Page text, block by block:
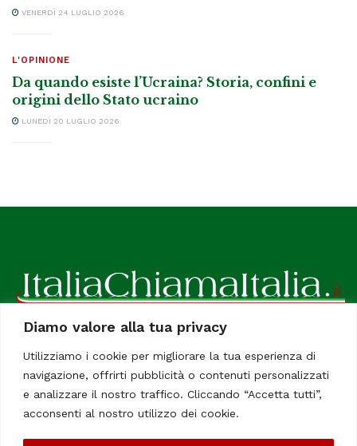
Diamo valore alla tua privacy
Utilizziamo i cookie per migliorare la tua esperienza di
navigazione, offrirti pubblicità o contenuti personalizzati
e analizzare il nostro traffico. Cliccando “Accetta tutti”,
acconsenti al nostro utilizzo dei cookie.
VENERDÌ 24 LUGLIO 2026
L'OPINIONE
Da quando esiste l’Ucraina? Storia, confini e
origini dello Stato ucraino
LUNEDÌ 20 LUGLIO 2026
ItaliaChiamaItalia, il TUO quotidiano online preferito.
Dedicato in particolare a tutti gli italiani residenti all'estero.
Tutti i diritti sono riservati. Quotidiano online indipendente